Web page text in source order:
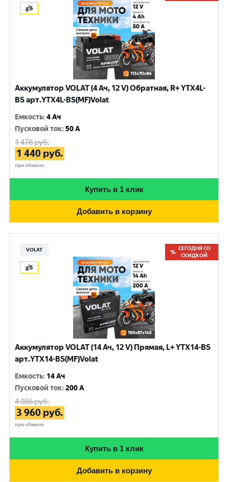
Аккумулятор VOLAT (4 Ач, 12 V) Обратная, R+ YTX4L-
BS арт.YTX4L-BS(MF)Volat
Емкость:4 Ач
Пусковой ток:50 A
1 476руб.
1 440 руб.
при обмене
Купить в 1 клик
Добавить в корзину
VOLAT
СЕГОДНЯ СО
СКИДКОЙ
Аккумулятор VOLAT (14 Ач, 12 V) Прямая, L+ YTX14-BS
арт.YTX14-BS(MF)Volat
Емкость: 14 Ач
Пусковой ток:200 A
4 086руб.
3 960 руб.
при обмене
Купить в 1 клик
Добавить в корзину